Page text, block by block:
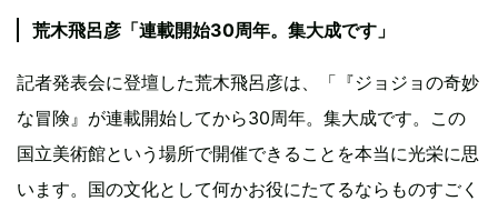
荒木飛呂彦「連載開始30周年。集大成です」
記者発表会に登壇した荒木飛呂彦は、「『ジョジョの奇妙
な冒険』が連載開始してから30周年。集大成です。この
国立美術館という場所で開催できることを本当に光栄に思
います。国の文化として何かお役にたてるならものすごく